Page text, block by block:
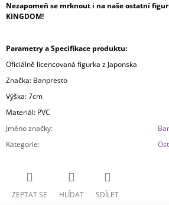
Nezapomeň se mrknout i na naše ostatní
KINGDOM!
Parametry a Specifikace produktu:
Oficiálně licencovaná figurka z Japonska
Značka: Banpresto
Výška: 7cm
Materiál: PVC
Jméno značky:
Kategorie:
ZEPTAT SE HLÍDAT SDÍLET